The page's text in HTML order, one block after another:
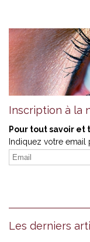
Inscription à la
Pour tout savoir et
Indiquez votre email
Les derniers